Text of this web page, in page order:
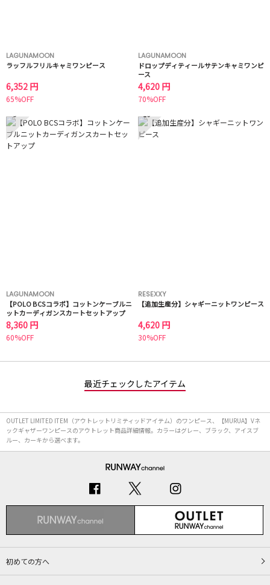
LAGUNAMOON
ラッフルフリルキャミワンピース
6,352 円
65%OFF
LAGUNAMOON
ドロップディティールサテンキャミワンピ
ース
4,620 円
70%OFF
9
LAGUNAMOON
【POLO BCSコラボ】コットンケーブルニ
ットカーディガンスカートセットアップ
8,360 円
60%OFF
10
RESEXXY
【追加生産分】シャギーニットワンピース
4,620 円
30%OFF
最近チェックしたアイテム
OUTLET LIMITED ITEM（アウトレットリミティッドアイテム）のワンピース、【MURUA】Vネ
ックギャザーワンピースのアウトレット商品詳細情報。カラーはグレー、ブラック、アイスブ
ルー、カーキから選べます。
初めての方へ